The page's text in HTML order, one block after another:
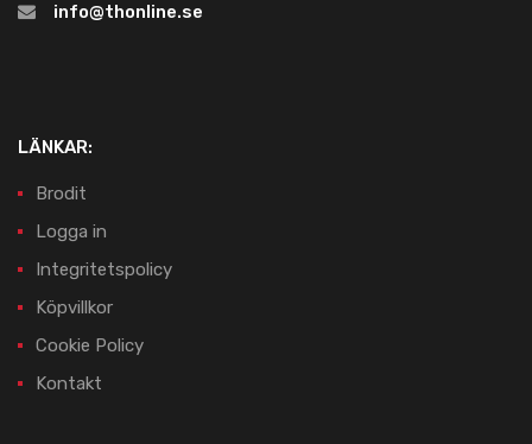
info@thonline.se
LÄNKAR:
Brodit
Logga in
Integritetspolicy
Köpvillkor
Cookie Policy
Kontakt